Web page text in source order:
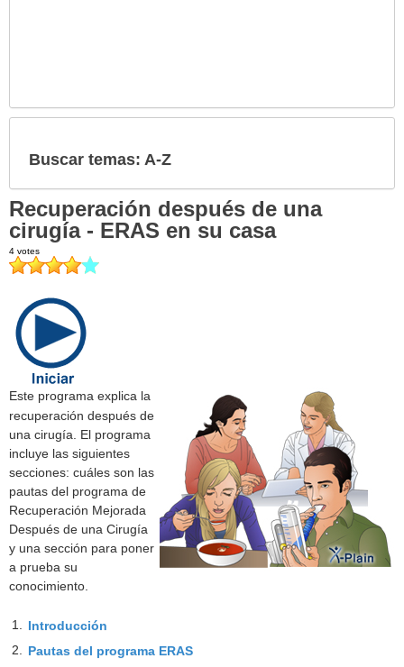
Buscar temas: A-Z
Recuperación después de una
cirugía - ERAS en su casa
Este programa explica la
recuperación después de
una cirugía. El programa
incluye las siguientes
secciones: cuáles son las
pautas del programa de
Recuperación Mejorada
Después de una Cirugía
y una sección para poner
a prueba su
conocimiento.
1. Introducción
2. Pautas del programa ERAS